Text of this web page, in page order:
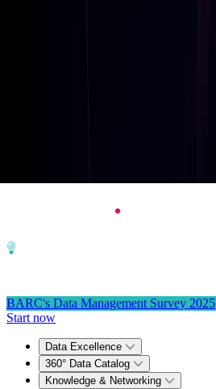
BARC's Data Management Survey 2025
Start now
Data Excellence
360° Data Catalog
Knowledge & Networking